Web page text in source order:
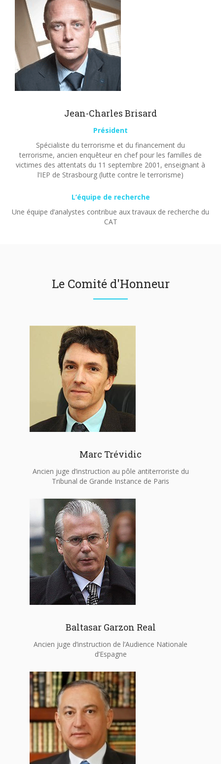
Jean-Charles Brisard
Président
Spécialiste du terrorisme et du financement du
terrorisme, ancien enquêteur en chef pour les familles de
victimes des attentats du 11 septembre 2001, enseignant à
l’IEP de Strasbourg (lutte contre le terrorisme)
L’équipe de recherche
Une équipe d’analystes contribue aux travaux de recherche du
CAT
Le Comité d'Honneur
Marc Trévidic
Ancien juge d’instruction au pôle antiterroriste du
Tribunal de Grande Instance de Paris
Baltasar Garzon Real
Ancien juge d’instruction de l’Audience Nationale
d’Espagne